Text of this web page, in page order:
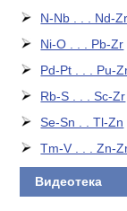
N-Nb . . . Nd-Zr
Ni-O . . . Pb-Zr
Pd-Pt . . . Pu-
Rb-S . . . Sc-Zr
Se-Sn . . Tl-Zn
Tm-V . . . Zn-
Видеотека